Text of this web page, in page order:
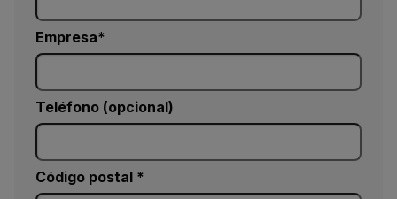
Empresa
Teléfono (opcional)
Código postal *